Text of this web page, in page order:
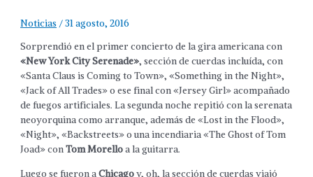
Noticias /31 agosto, 2016
Sorprendió en el primer concierto de la gira americana con
«New York City Serenade», sección de cuerdas incluída, con
«Santa Claus is Coming to Town», «Something in the Night»,
«Jack of All Trades» o ese final con «Jersey Girl» acompañado
de fuegos artificiales. La segunda noche repitió con la serenata
neoyorquina como arranque, además de «Lost in the Flood»,
«Night», «Backstreets» o una incendiaria «The Ghost of Tom
Joad» conTom Morelloa la guitarra.
Luego se fueron aChicagoy, oh, la sección de cuerdas viajó